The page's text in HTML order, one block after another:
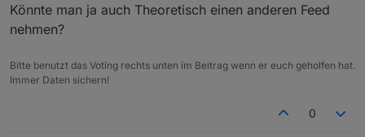
Könnte man ja auch Theoretisch einen anderen Feed
nehmen?
Bitte benutzt das Voting rechts unten im Beitrag wenn er euch geholfen hat.
Immer Daten sichern!
0